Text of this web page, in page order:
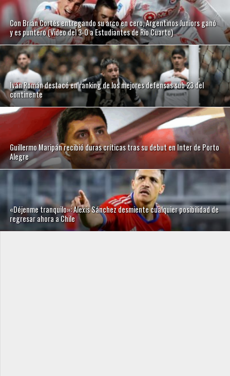
Con Brian Cortés entregando su arco en cero, Argentinos Juniors ganó
y es puntero (Video del 3-0 a Estudiantes de Río Cuarto)
Iván Román destacó en ranking de los mejores defensas sub 23 del
continente
Guillermo Maripán recibió duras críticas tras su debut en Inter de Porto
Alegre
«Déjenme tranquilo»: Alexis Sánchez desmiente cualquier posibilidad de
regresar ahora a Chile